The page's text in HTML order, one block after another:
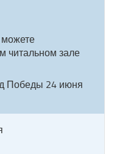
читальном зале
Победы 24 июня